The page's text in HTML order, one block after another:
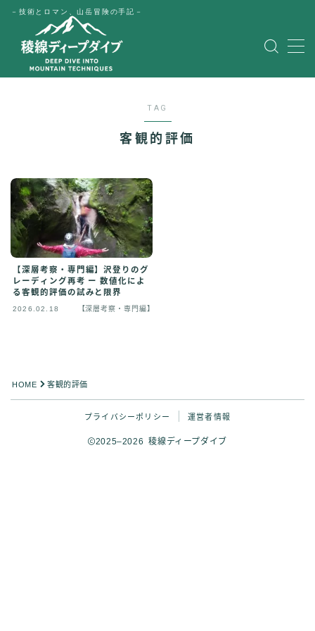
－技術とロマン、山岳冒険の手記－
MENU
Japanese
TAG
客観的評価
【深層考察・専門編】沢登りのグ
レーディング再考 ー 数値化によ
る客観的評価の試みと限界
2026.02.18 【深層考察・専門編】
HOME 客観的評価
プライバシーポリシー 運営者情報
2025–2026 稜線ディープダイブ